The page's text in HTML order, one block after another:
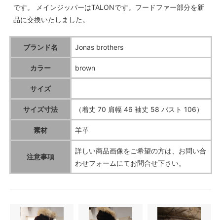
です。 メインジッパーはTALONです。フードファー部分を新
品に交換いたしました。
ブランド名 Jonas brothers
カラー brown
サイズ
サイズ寸法 （着丈 70 肩幅 46 袖丈 58 バスト 106）
素材 羊革
注意事項
詳しい商品画像をご希望の方は、お問い合
わせフォームにてお問合せ下さい。